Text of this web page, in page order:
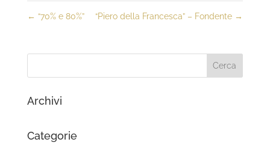
← “70% e 80%” “Piero della Francesca” – Fondente →
Archivi
Categorie